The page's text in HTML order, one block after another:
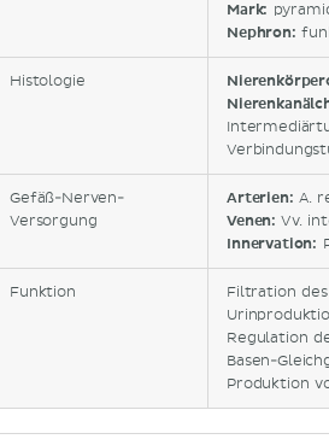
Mark:
Nephron:
Histologie
Gefäß-Nerven-
Versorgung
Arterien: A.
Venen:Vv.
Innervation:
Funktion
Filtration
Regulation
Basen-
Produktion